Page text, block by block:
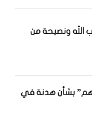
الله ونصيحة من
بشأن هدنة في